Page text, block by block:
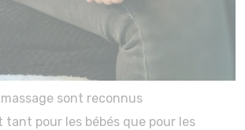
sont reconnus
pour les bébés que pour les